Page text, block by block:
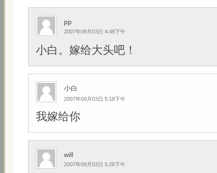
pp
2007年09月03日 4:48下午
小白。嫁给大头吧！
小白
2007年09月03日 5:18下午
我嫁给你
will
2007年09月03日 5:26下午